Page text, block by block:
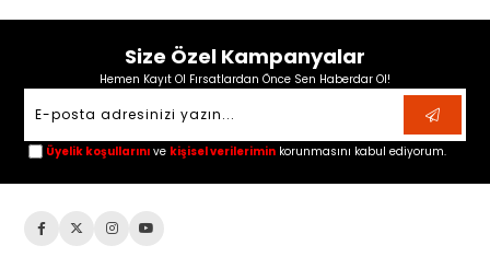
Size Özel Kampanyalar
Hemen Kayıt Ol Fırsatlardan Önce Sen Haberdar Ol!
Üyelik koşullarını ve kişisel verilerimin korunmasını kabul ediyorum.